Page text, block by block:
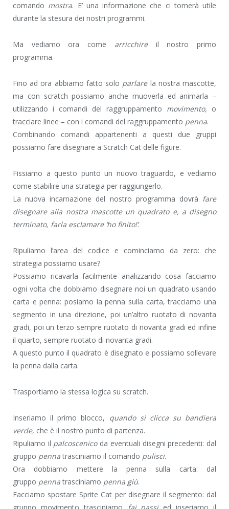
comando mostra. E’ una informazione che ci tornerà utile
durante la stesura dei nostri programmi.
Ma vediamo ora come arricchireil nostro primo
programma.
Fino ad ora abbiamo fatto solo parlarela nostra mascotte,
ma con scratch possiamo anche muoverla ed animarla –
utilizzando i comandi del raggruppamento movimento, o
tracciare linee – con i comandi del raggruppamento penna.
Combinando comandi appartenenti a questi due gruppi
possiamo fare disegnare a Scratch Cat delle figure.
Fissiamo a questo punto un nuovo traguardo, e vediamo
come stabilire una strategia per raggiungerlo.
La nuova incarnazione del nostro programma dovrà fare
disegnare alla nostra mascotte un quadrato e, a disegno
terminato, farla esclamare ‘ho finito!’.
Ripuliamo l’area del codice e cominciamo da zero: che
strategia possiamo usare?
Possiamo ricavarla facilmente analizzando cosa facciamo
ogni volta che dobbiamo disegnare noi un quadrato usando
carta e penna: posiamo la penna sulla carta, tracciamo una
segmento in una direzione, poi un’altro ruotato di novanta
gradi, poi un terzo sempre ruotato di novanta gradi ed infine
il quarto, sempre ruotato di novanta gradi.
A questo punto il quadrato è disegnato e possiamo sollevare
la penna dalla carta.
Trasportiamo la stessa logica su scratch.
Inseriamo il primo blocco, quando si clicca su bandiera
verde, che è il nostro punto di partenza.
Ripuliamo il palcoscenicoda eventuali disegni precedenti: dal
gruppo pennatrasciniamo il comando pulisci.
Ora dobbiamo mettere la penna sulla carta: dal
gruppo pennatrasciniamo penna giù.
Facciamo spostare Sprite Cat per disegnare il segmento: dal